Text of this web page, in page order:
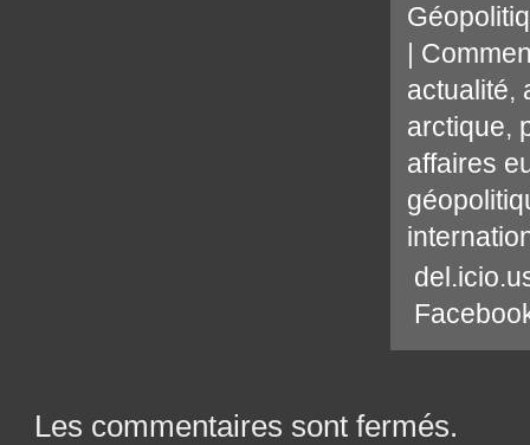
actualité,
arctique,
affaires
Les commentaires sont fermés.